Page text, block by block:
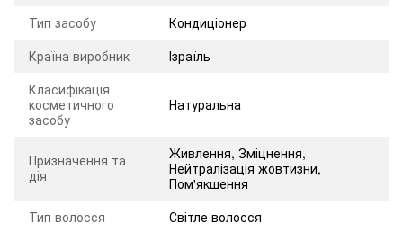
Тип засобу
Кондиціонер
Країна виробник
Ізраїль
Класифікація
косметичного
засобу
Натуральна
Призначення та
дія
Живлення, Зміцнення,
Нейтралізація жовтизни,
Пом'якшення
Тип волосся
Світле волосся